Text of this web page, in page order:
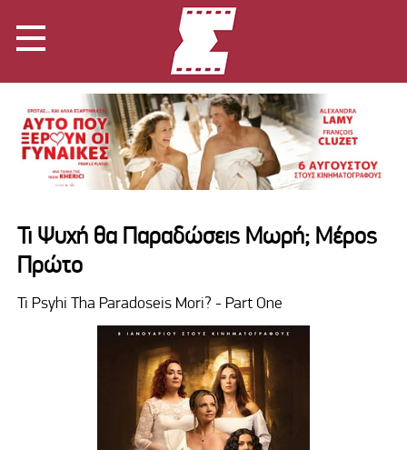
Τι Ψυχή θα Παραδώσεις Μωρή; Μέρος
Πρώτο
Ti Psyhi Tha Paradoseis Mori? - Part One